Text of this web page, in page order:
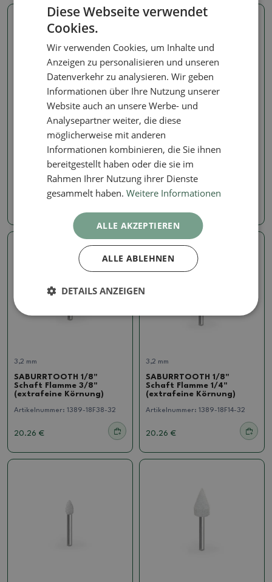
SABURRTOOTH 1/8"
(extrafeine Körnung)
Artikelnummer:1389-18RS58-32
3,2 mm
SABURRTOOTH 1/8"
(extrafeine Körnung)
Artikelnummer:
3,2 mm
SABURRTOOTH 1/8"
Schaft Flamme 3/8"
(extrafeine Körnung)
Artikelnummer: 1389-18F38-32
20.26 €
3,2 mm
SABURRTOOTH 1/8"
Schaft Flamme 1/4"
(extrafeine Körnung)
Artikelnummer: 1389-18F14-32
20.26 €
Diese Webseite verwendet
Cookies.
Wir verwenden Cookies, um Inhalte und
Anzeigen zu personalisieren und unseren
Datenverkehr zu analysieren. Wir geben
Informationen über Ihre Nutzung unserer
Website auch an unsere Werbe- und
Analysepartner weiter, die diese
möglicherweise mit anderen
Informationen kombinieren, die Sie ihnen
bereitgestellt haben oder die sie im
Rahmen Ihrer Nutzung ihrer Dienste
gesammelt haben.Weitere Informationen
ALLE AKZEPTIEREN
ALLE ABLEHNEN
DETAILS ANZEIGEN